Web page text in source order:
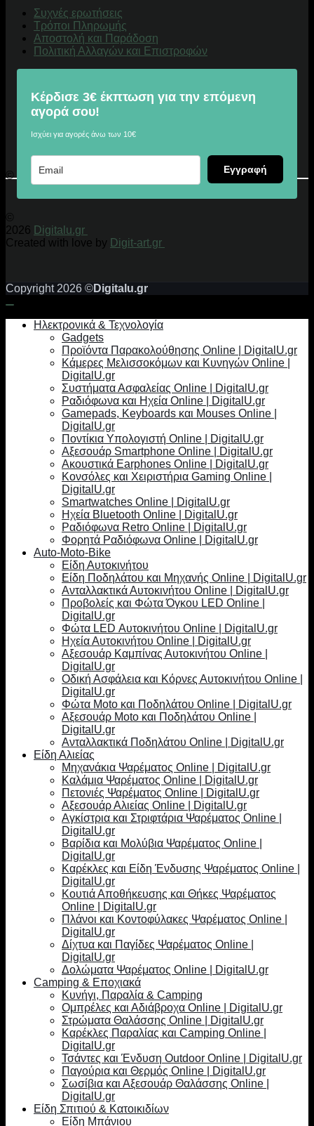
Συχνές ερωτήσεις
Τρόποι Πληρωμής
Αποστολή και Παράδοση
Πολιτική Αλλαγών και Επιστροφών
Κέρδισε 3€ έκπτωση για την επόμενη
αγορά σου!
Ισχύει για αγορές άνω των 10€
Εγγραφή
© 2026 Digitalu.gr
©
2026 Digitalu.gr
Created with love by Digit-art.gr
Copyright 2026 ©Digitalu.gr
Ηλεκτρονικά & Τεχνολογία
Gadgets
Προϊόντα Παρακολούθησης Online | DigitalU.gr
Κάμερες Μελισσοκόμων και Κυνηγών Online |
DigitalU.gr
Συστήματα Ασφαλείας Online | DigitalU.gr
Ραδιόφωνα και Ηχεία Online | DigitalU.gr
Gamepads, Keyboards και Mouses Online |
DigitalU.gr
Ποντίκια Υπολογιστή Online | DigitalU.gr
Αξεσουάρ Smartphone Online | DigitalU.gr
Ακουστικά Earphones Online | DigitalU.gr
Κονσόλες και Χειριστήρια Gaming Online |
DigitalU.gr
Smartwatches Online | DigitalU.gr
Ηχεία Bluetooth Online | DigitalU.gr
Ραδιόφωνα Retro Online | DigitalU.gr
Φορητά Ραδιόφωνα Online | DigitalU.gr
Auto-Moto-Bike
Είδη Αυτοκινήτου
Είδη Ποδηλάτου και Μηχανής Online | DigitalU.gr
Ανταλλακτικά Αυτοκινήτου Online | DigitalU.gr
Προβολείς και Φώτα Όγκου LED Online |
DigitalU.gr
Φώτα LED Αυτοκινήτου Online | DigitalU.gr
Ηχεία Αυτοκινήτου Online | DigitalU.gr
Αξεσουάρ Καμπίνας Αυτοκινήτου Online |
DigitalU.gr
Οδική Ασφάλεια και Κόρνες Αυτοκινήτου Online |
DigitalU.gr
Φώτα Moto και Ποδηλάτου Online | DigitalU.gr
Αξεσουάρ Moto και Ποδηλάτου Online |
DigitalU.gr
Ανταλλακτικά Ποδηλάτου Online | DigitalU.gr
Είδη Αλιείας
Μηχανάκια Ψαρέματος Online | DigitalU.gr
Καλάμια Ψαρέματος Online | DigitalU.gr
Πετονιές Ψαρέματος Online | DigitalU.gr
Αξεσουάρ Αλιείας Online | DigitalU.gr
Αγκίστρια και Στριφτάρια Ψαρέματος Online |
DigitalU.gr
Βαρίδια και Μολύβια Ψαρέματος Online |
DigitalU.gr
Καρέκλες και Είδη Ένδυσης Ψαρέματος Online |
DigitalU.gr
Κουτιά Αποθήκευσης και Θήκες Ψαρέματος
Online | DigitalU.gr
Πλάνοι και Κοντοφύλακες Ψαρέματος Online |
DigitalU.gr
Δίχτυα και Παγίδες Ψαρέματος Online |
DigitalU.gr
Δολώματα Ψαρέματος Online | DigitalU.gr
Camping & Εποχιακά
Κυνήγι, Παραλία & Camping
Ομπρέλες και Αδιάβροχα Online | DigitalU.gr
Στρώματα Θαλάσσης Online | DigitalU.gr
Καρέκλες Παραλίας και Camping Online |
DigitalU.gr
Τσάντες και Ένδυση Outdoor Online | DigitalU.gr
Παγούρια και Θερμός Online | DigitalU.gr
Σωσίβια και Αξεσουάρ Θαλάσσης Online |
DigitalU.gr
Είδη Σπιτιού & Κατοικιδίων
Είδη Μπάνιου